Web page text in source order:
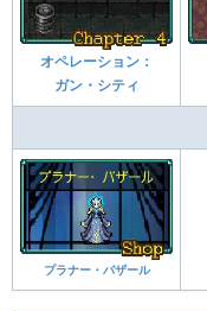
オペレーション：
ガン・シティ
プラナー・バザール